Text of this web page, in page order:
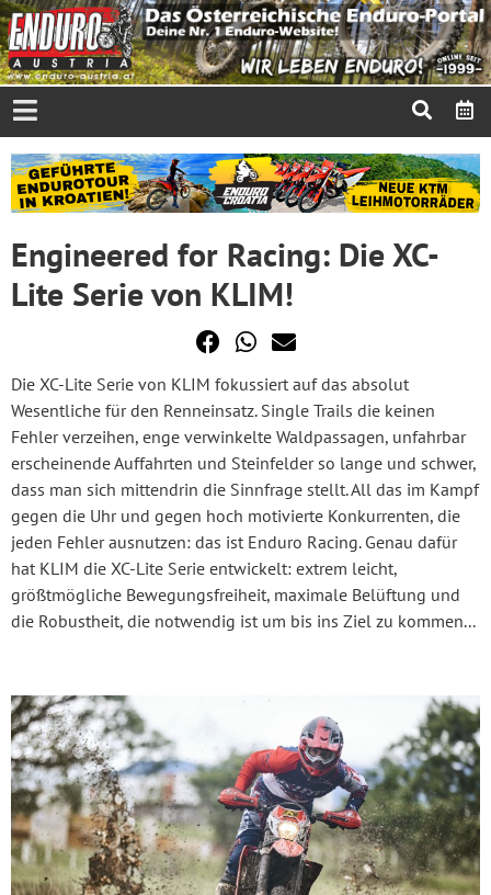
Engineered for Racing: Die XC-
Lite Serie von KLIM!
Die XC-Lite Serie von KLIM fokussiert auf das absolut
Wesentliche für den Renneinsatz. Single Trails die keinen
Fehler verzeihen, enge verwinkelte Waldpassagen, unfahrbar
erscheinende Auffahrten und Steinfelder so lange und schwer,
dass man sich mittendrin die Sinnfrage stellt. All das im Kampf
gegen die Uhr und gegen hoch motivierte Konkurrenten, die
jeden Fehler ausnutzen: das ist Enduro Racing. Genau dafür
hat KLIM die XC-Lite Serie entwickelt: extrem leicht,
größtmögliche Bewegungsfreiheit, maximale Belüftung und
die Robustheit, die notwendig ist um bis ins Ziel zu kommen...